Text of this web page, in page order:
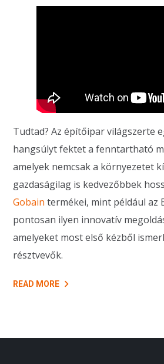
Tudtad? Az építőipar világszerte
hangsúlyt fektet a fenntartható
amelyek nemcsak a környezetet
gazdaságilag is kedvezőbbek
Gobain termékei, mint például az
pontosan ilyen innovatív
amelyeket most első kézből
résztvevők.
READ MORE